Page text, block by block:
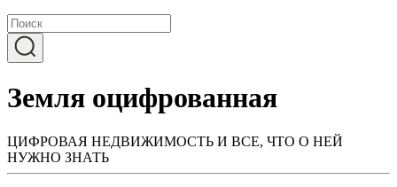
Земля оцифрованная
ЦИФРОВАЯ НЕДВИЖИМОСТЬ И ВСЕ, ЧТО О НЕЙ
НУЖНО ЗНАТЬ